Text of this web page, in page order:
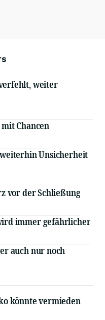
auf seiner
weiter
Chancen
Unsicherheit
vor der Schließung
immer gefährlicher
auch nur noch
könnte vermieden